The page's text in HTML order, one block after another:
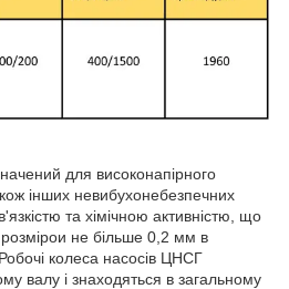
для високонапірного
інших невибухонебезпечних
та хімічною активністю, що
розмірои не більше 0,2 мм в
колеса насосів ЦНСГ
валу і знаходяться в загальному